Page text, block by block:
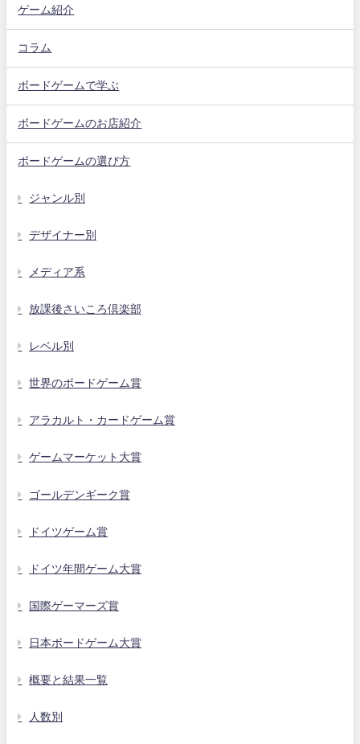
ゲーム紹介
コラム
ボードゲームで学ぶ
ボードゲームのお店紹介
ボードゲームの選び方
ジャンル別
デザイナー別
メディア系
放課後さいころ倶楽部
レベル別
世界のボードゲーム賞
アラカルト・カードゲーム賞
ゲームマーケット大賞
ゴールデンギーク賞
ドイツゲーム賞
ドイツ年間ゲーム大賞
国際ゲーマーズ賞
日本ボードゲーム大賞
概要と結果一覧
人数別